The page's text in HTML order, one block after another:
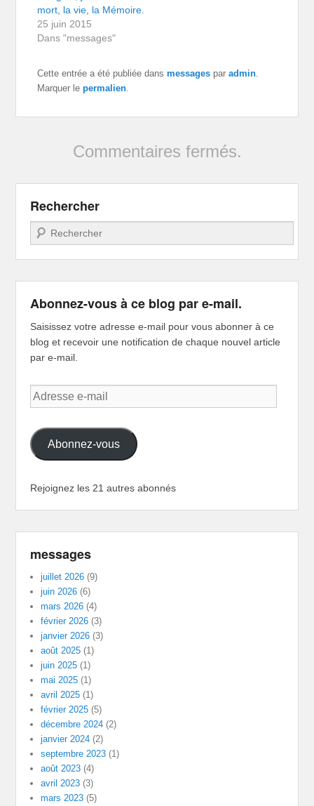
mort, la vie, la Mémoire.
25 juin 2015
Dans "messages"
Cette entrée a été publiée dansmessages paradmin.
Marquer lepermalien.
Commentaires fermés.
Rechercher
Recherche
Abonnez-vous à ce blog par e-mail.
Saisissez votre adresse e-mail pour vous abonner à ce
blog et recevoir une notification de chaque nouvel article
par e-mail.
Adresse
e-
Abonnez-vous
Rejoignez les 21 autres abonnés
messages
juillet 2026 (9)
juin 2026 (6)
mars 2026 (4)
février 2026 (3)
janvier 2026 (3)
août 2025 (1)
juin 2025 (1)
mai 2025 (1)
avril 2025 (1)
février 2025 (5)
décembre 2024 (2)
janvier 2024 (2)
septembre 2023 (1)
août 2023 (4)
avril 2023 (3)
mars 2023 (5)